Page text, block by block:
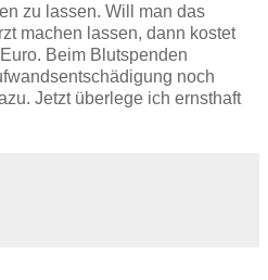
zu lassen. Will man das
machen lassen, dann kostet
Beim Blutspenden
noch
Jetzt überlege ich ernsthaft